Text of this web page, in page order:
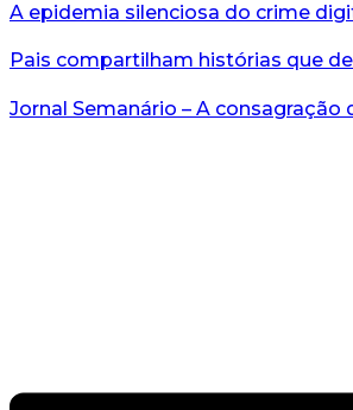
A epidemia silenciosa do crime
Jornal Semanário – A consagração